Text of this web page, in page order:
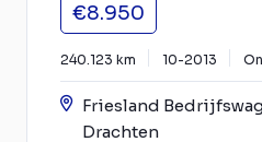
€8.950
240.123 km 10-2013
Friesland
Drachten